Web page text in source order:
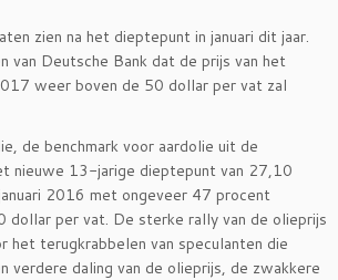
zien na het dieptepunt in januari dit jaar.
van Deutsche Bank dat de prijs van het
weer boven de 50 dollar per vat zal
de benchmark voor aardolie uit de
nieuwe 13-jarige dieptepunt van 27,10
2016 met ongeveer 47 procent
dollar per vat. De sterke rally van de olieprijs
het terugkrabbelen van speculanten die
verdere daling van de olieprijs, de zwakkere